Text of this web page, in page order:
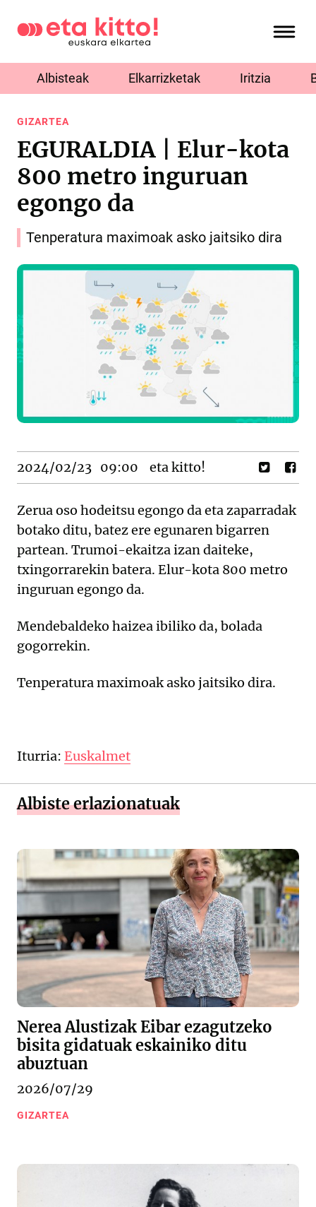
Albisteak Elkarrizketak Iritzia
GIZARTEA
EGURALDIA | Elur-kota
800 metro inguruan
egongo da
Tenperatura maximoak asko jaitsiko dira
2024/02/23 09:00 eta kitto!
Zerua oso hodeitsu egongo da eta zaparradak
botako ditu, batez ere egunaren bigarren
partean. Trumoi-ekaitza izan daiteke,
txingorrarekin batera. Elur-kota 800 metro
inguruan egongo da.
Mendebaldeko haizea ibiliko da, bolada
gogorrekin.
Tenperatura maximoak asko jaitsiko dira.
Iturria: Euskalmet
Albiste erlazionatuak
Nerea Alustizak Eibar ezagutzeko
bisita gidatuak eskainiko ditu
abuztuan
2026/07/29
GIZARTEA